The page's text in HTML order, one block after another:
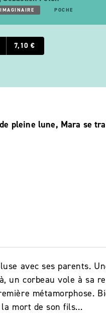
IMAGINAIRE POCHE
7,10 €
pleine lune, Mara se
avec ses parents.
un corbeau vole à sa
métamorphose.
mort de son fils…